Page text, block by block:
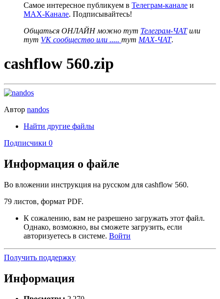
Самое интересное публикуем в Телеграм-канале и
MAX-Канале. Подписывайтесь!
Общаться ОНЛАЙН можно тут Телеграм-ЧАТили
тут VK сообщество или ..... тут MAX-ЧАТ.
cashflow 560.zip
Автор nandos
Найти другие файлы
Подписчики 0
Информация о файле
Во вложении инструкция на русском для cashflow 560.
79 листов, формат PDF.
К сожалению, вам не разрешено загружать этот файл.
Однако, возможно, вы сможете загрузить, если
авторизуетесь в системе. Войти
Получить поддержку
Информация